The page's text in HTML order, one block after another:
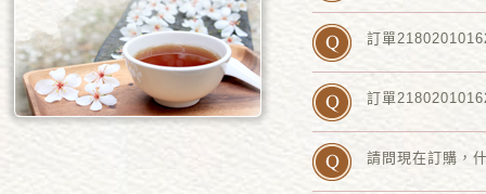
訂單
訂單
請問現在訂購，